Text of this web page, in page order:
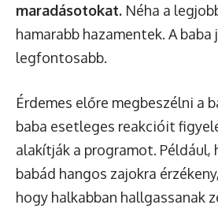
maradásotokat. Néha a
hamarabb hazamentek. A baba
legfontosabb.
Érdemes előre megbeszélni a
baba esetleges reakcióit
alakítják a programot. Például,
babád hangos zajokra
hogy halkabban hallgassanak